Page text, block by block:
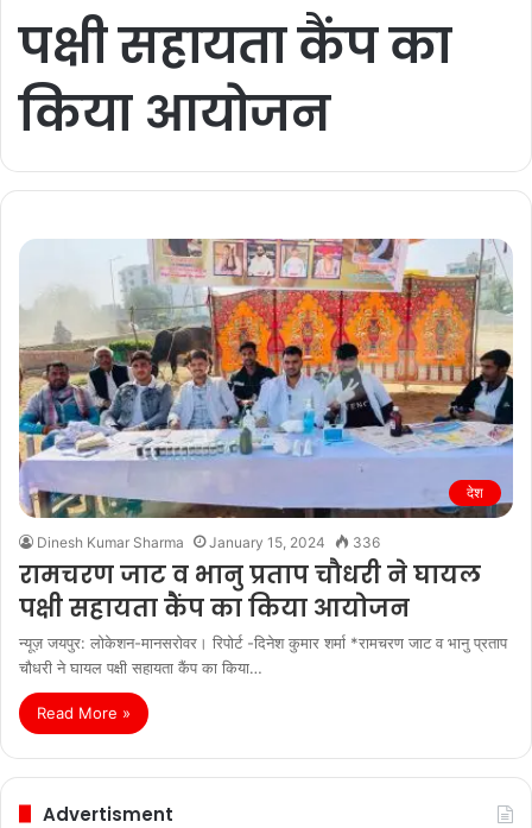
पक्षी सहायता कैंप का
किया आयोजन
देश
Dinesh Kumar Sharma January 15, 2024 336
रामचरण जाट व भानु प्रताप चौधरी ने घायल
पक्षी सहायता कैंप का किया आयोजन
न्यूज़ जयपुर: लोकेशन-मानसरोवर। रिपोर्ट -दिनेश कुमार शर्मा *रामचरण जाट व भानु प्रताप
चौधरी ने घायल पक्षी सहायता कैंप का किया…
Read More »
Advertisment